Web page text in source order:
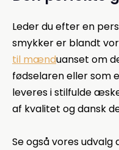
Leder du efter en
smykker er blandt
til mænduanset om
fødselaren eller som
leveres i stilfulde
af kvalitet og dansk
Se også vores udvalg